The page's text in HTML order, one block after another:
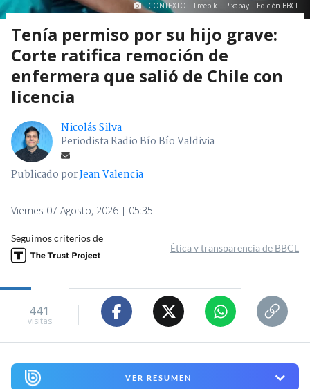
CONTEXTO | Freepik | Pixabay | Edición BBCL
Tenía permiso por su hijo grave:
Corte ratifica remoción de
enfermera que salió de Chile con
licencia
Nicolás Silva
Periodista Radio Bío Bío Valdivia
Publicado porJean Valencia
Viernes 07 Agosto, 2026 | 05:35
Seguimos criterios de
Ética y transparencia de BBCL
441
visitas
VER RESUMEN